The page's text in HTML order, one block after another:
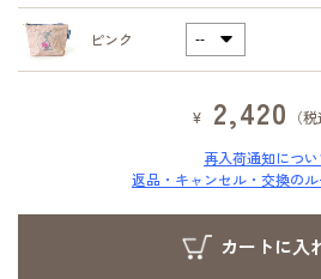
ピンク
¥ 2,420
（税
再入荷通知につい
返品・キャンセル・交換の